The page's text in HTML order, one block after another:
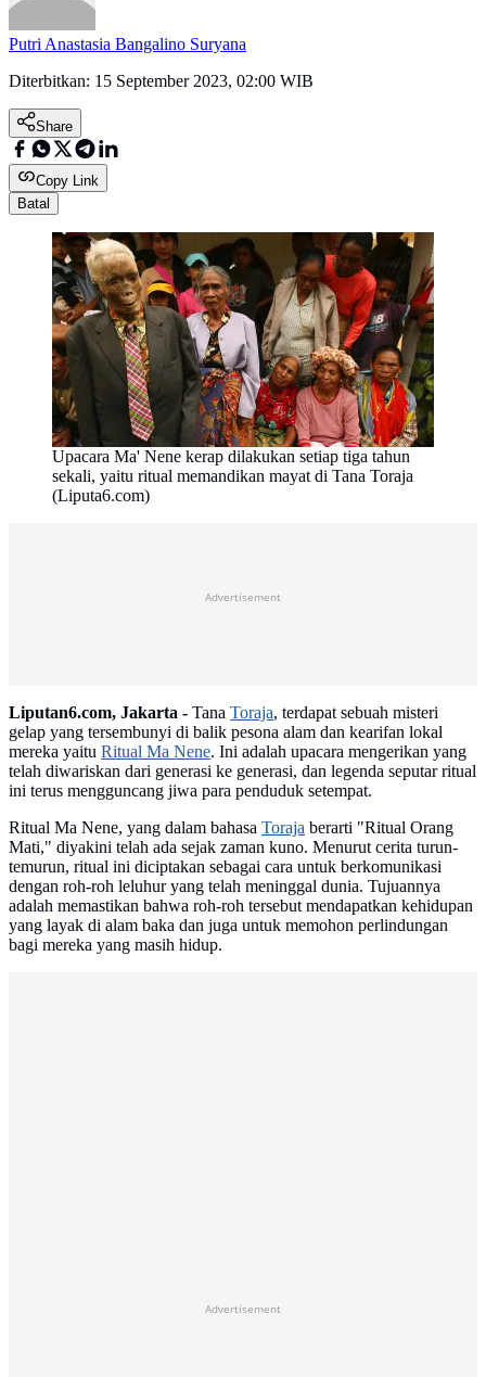
Putri Anastasia Bangalino Suryana
Diterbitkan: 15 September 2023, 02:00 WIB
Share
Copy Link
Batal
Upacara Ma' Nene kerap dilakukan setiap tiga tahun
sekali, yaitu ritual memandikan mayat di Tana Toraja
(Liputa6.com)
Advertisement
Liputan6.com, Jakarta - Tana Toraja, terdapat sebuah misteri
gelap yang tersembunyi di balik pesona alam dan kearifan lokal
mereka yaitu Ritual Ma Nene. Ini adalah upacara mengerikan yang
telah diwariskan dari generasi ke generasi, dan legenda seputar ritual
ini terus mengguncang jiwa para penduduk setempat.
Ritual Ma Nene, yang dalam bahasa Toraja berarti "Ritual Orang
Mati," diyakini telah ada sejak zaman kuno. Menurut cerita turun-
temurun, ritual ini diciptakan sebagai cara untuk berkomunikasi
dengan roh-roh leluhur yang telah meninggal dunia. Tujuannya
adalah memastikan bahwa roh-roh tersebut mendapatkan kehidupan
yang layak di alam baka dan juga untuk memohon perlindungan
bagi mereka yang masih hidup.
Advertisement